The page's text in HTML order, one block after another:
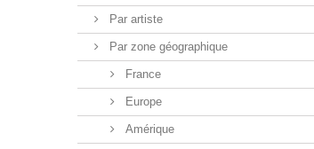
Par artiste
Par zone géographique
France
Europe
Amérique